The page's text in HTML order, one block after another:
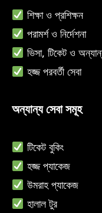
শিক্ষা ও প্রশিক্ষন
পরামর্শ ও নির্দেশনা
ভিসা, টিকেট ও
হজ্জ পরবর্তী সেবা
অন্যান্য সেবা সমূহ
টিকেট বুকিং
হজ্জ প্যাকেজ
উমরাহ প্যাকেজ
হালাল টুর